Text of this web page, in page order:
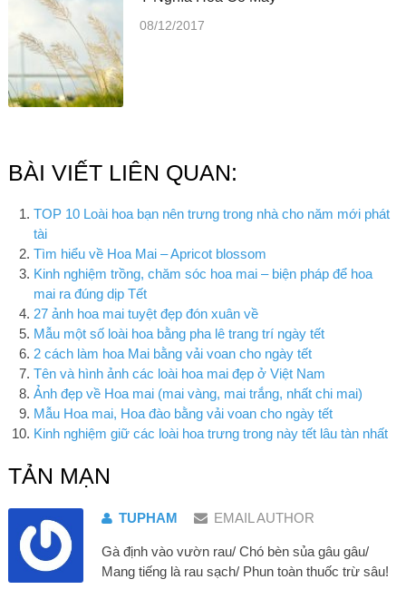
08/12/2017
BÀI VIẾT LIÊN QUAN:
TOP 10 Loài hoa bạn nên trưng trong nhà cho năm mới phát
tài
Tìm hiểu về Hoa Mai – Apricot blossom
Kinh nghiệm trồng, chăm sóc hoa mai – biện pháp để hoa
mai ra đúng dịp Tết
27 ảnh hoa mai tuyệt đẹp đón xuân về
Mẫu một số loài hoa bằng pha lê trang trí ngày tết
2 cách làm hoa Mai bằng vải voan cho ngày tết
Tên và hình ảnh các loài hoa mai đẹp ở Việt Nam
Ảnh đẹp về Hoa mai (mai vàng, mai trắng, nhất chi mai)
Mẫu Hoa mai, Hoa đào bằng vải voan cho ngày tết
Kinh nghiệm giữ các loài hoa trưng trong này tết lâu tàn nhất
TẢN MẠN
TUPHAM EMAIL AUTHOR
Gà định vào vườn rau/ Chó bèn sủa gâu gâu/
Mang tiếng là rau sạch/ Phun toàn thuốc trừ sâu!